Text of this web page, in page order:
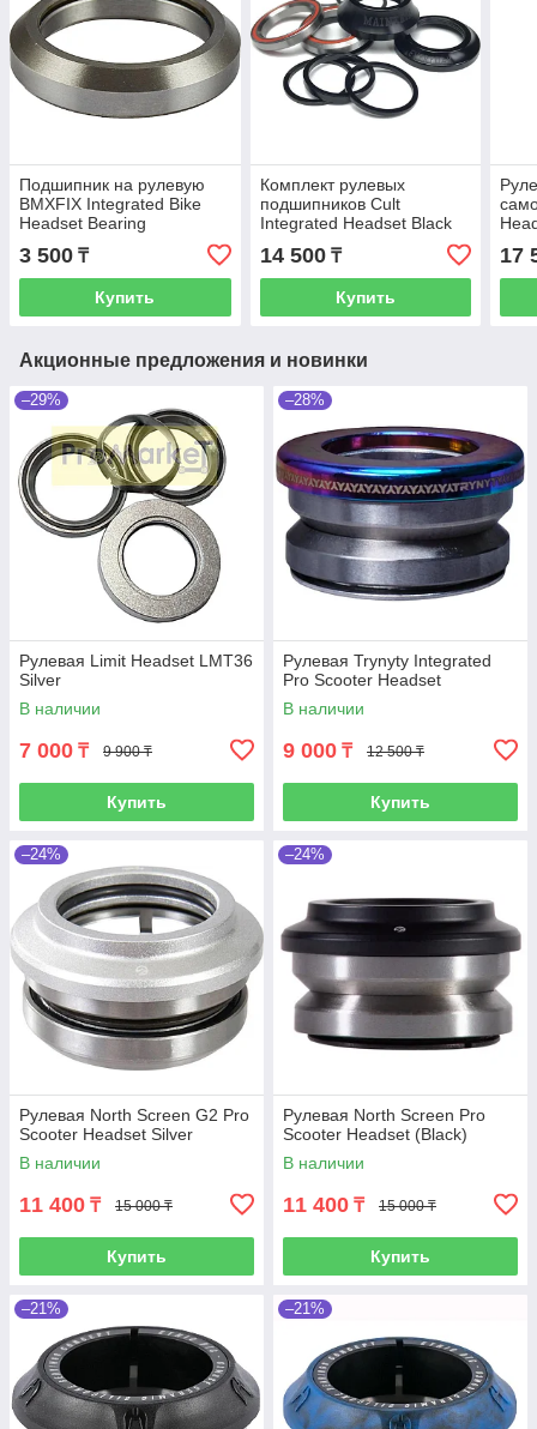
Подшипник на рулевую
BMXFIX Integrated Bike
Headset Bearing
3 500 ₸
Купить
Комплект рулевых
подшипников Cult
Integrated Headset Black
14 500₸
Купить
17
Акционные предложения и новинки
–29%
Рулевая Limit Headset LMT36
Silver
В наличии
7 000 ₸ 9 900 ₸
Купить
–28%
Рулевая Trynyty Integrated
Pro Scooter Headset
В наличии
9 000 ₸ 12 500 ₸
Купить
–24%
Рулевая North Screen G2 Pro
Scooter Headset Silver
В наличии
11 400 ₸ 15 000 ₸
Купить
–24%
Рулевая North Screen Pro
Scooter Headset (Black)
В наличии
11 400 ₸ 15 000 ₸
Купить
–21% –21%